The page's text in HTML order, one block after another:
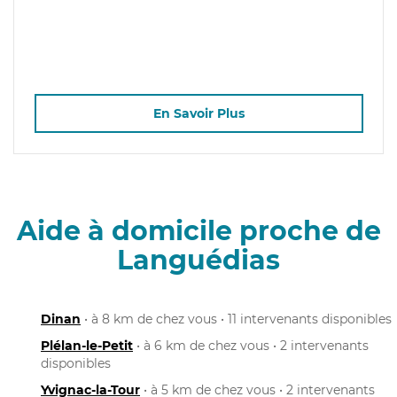
En Savoir Plus
Aide à domicile proche de
Languédias
Dinan • à 8 km de chez vous • 11 intervenants disponibles
Plélan-le-Petit • à 6 km de chez vous • 2 intervenants
disponibles
Yvignac-la-Tour • à 5 km de chez vous • 2 intervenants